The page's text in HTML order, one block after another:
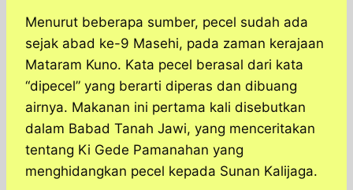
Menurut beberapa sumber, pecel sudah ada
sejak abad ke-9 Masehi, pada zaman kerajaan
Mataram Kuno. Kata pecel berasal dari kata
“dipecel” yang berarti diperas dan dibuang
airnya. Makanan ini pertama kali disebutkan
dalam Babad Tanah Jawi, yang menceritakan
tentang Ki Gede Pamanahan yang
menghidangkan pecel kepada Sunan Kalijaga.